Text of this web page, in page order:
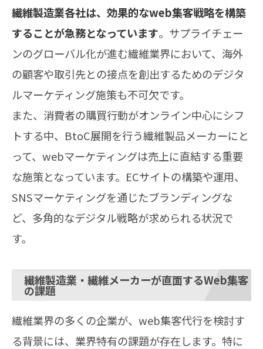
繊維製造業各社は、効果的なweb集客戦略を構築
することが急務となっています。サプライチェー
ンのグローバル化が進む繊維業界において、海外
の顧客や取引先との接点を創出するためのデジタ
ルマーケティング施策も不可欠です。
また、消費者の購買行動がオンライン中心にシフ
トする中、BtoC展開を行う繊維製品メーカーにと
って、webマーケティングは売上に直結する重要
な施策となっています。ECサイトの構築や運用、
SNSマーケティングを通じたブランディングな
ど、多角的なデジタル戦略が求められる状況で
す。
繊維製造業・繊維メーカーが直面するWeb集客
の課題
繊維業界の多くの企業が、web集客代行を検討す
る背景には、業界特有の課題が存在します。特に